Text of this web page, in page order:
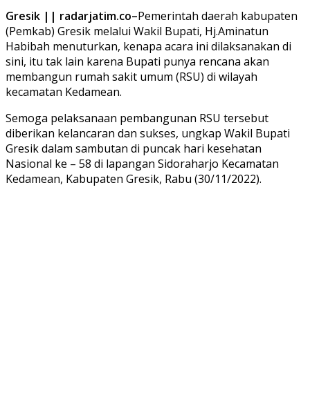
Gresik || radarjatim.co–Pemerintah daerah kabupaten
(Pemkab) Gresik melalui Wakil Bupati, Hj.Aminatun
Habibah menuturkan, kenapa acara ini dilaksanakan di
sini, itu tak lain karena Bupati punya rencana akan
membangun rumah sakit umum (RSU) di wilayah
kecamatan Kedamean.
Semoga pelaksanaan pembangunan RSU tersebut
diberikan kelancaran dan sukses, ungkap Wakil Bupati
Gresik dalam sambutan di puncak hari kesehatan
Nasional ke – 58 di lapangan Sidoraharjo Kecamatan
Kedamean, Kabupaten Gresik, Rabu (30/11/2022).